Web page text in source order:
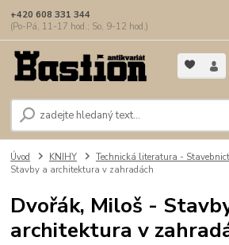
+420 608 331 344
(Po-Pá, 11-17 hod.; So, 9-12 hod.)
Úvod KNIHY Technická literatura -
Stavby a architektura v zahradách
Dvořák, Miloš -
architektura v